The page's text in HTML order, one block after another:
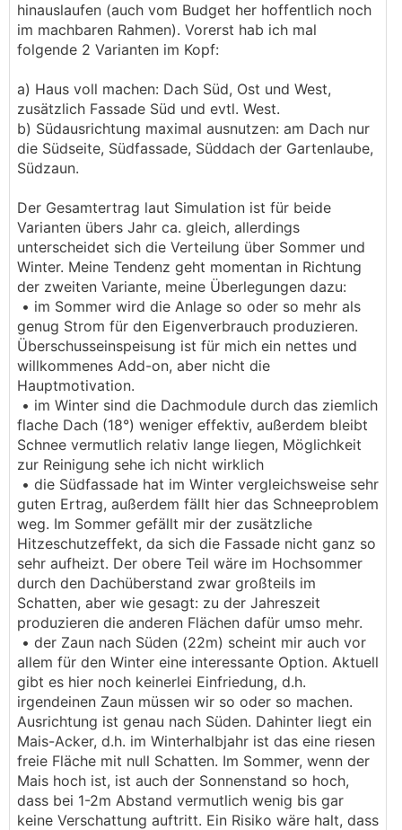
hinauslaufen (auch vom Budget her hoffentlich noch
im machbaren Rahmen). Vorerst hab ich mal
folgende 2 Varianten im Kopf:
a) Haus voll machen: Dach Süd, Ost und West,
zusätzlich Fassade Süd und evtl. West.
b) Südausrichtung maximal ausnutzen: am Dach nur
die Südseite, Südfassade, Süddach der Gartenlaube,
Südzaun.
Der Gesamtertrag laut Simulation ist für beide
Varianten übers Jahr ca. gleich, allerdings
unterscheidet sich die Verteilung über Sommer und
Winter. Meine Tendenz geht momentan in Richtung
der zweiten Variante, meine Überlegungen dazu:
• im Sommer wird die Anlage so oder so mehr als
genug Strom für den Eigenverbrauch produzieren.
Überschusseinspeisung ist für mich ein nettes und
willkommenes Add-on, aber nicht die
Hauptmotivation.
• im Winter sind die Dachmodule durch das ziemlich
flache Dach (18°) weniger effektiv, außerdem bleibt
Schnee vermutlich relativ lange liegen, Möglichkeit
zur Reinigung sehe ich nicht wirklich
• die Südfassade hat im Winter vergleichsweise sehr
guten Ertrag, außerdem fällt hier das Schneeproblem
weg. Im Sommer gefällt mir der zusätzliche
Hitzeschutzeffekt, da sich die Fassade nicht ganz so
sehr aufheizt. Der obere Teil wäre im Hochsommer
durch den Dachüberstand zwar großteils im
Schatten, aber wie gesagt: zu der Jahreszeit
produzieren die anderen Flächen dafür umso mehr.
• der Zaun nach Süden (22m) scheint mir auch vor
allem für den Winter eine interessante Option. Aktuell
gibt es hier noch keinerlei Einfriedung, d.h.
irgendeinen Zaun müssen wir so oder so machen.
Ausrichtung ist genau nach Süden. Dahinter liegt ein
Mais-Acker, d.h. im Winterhalbjahr ist das eine riesen
freie Fläche mit null Schatten. Im Sommer, wenn der
Mais hoch ist, ist auch der Sonnenstand so hoch,
dass bei 1-2m Abstand vermutlich wenig bis gar
keine Verschattung auftritt. Ein Risiko wäre halt, dass